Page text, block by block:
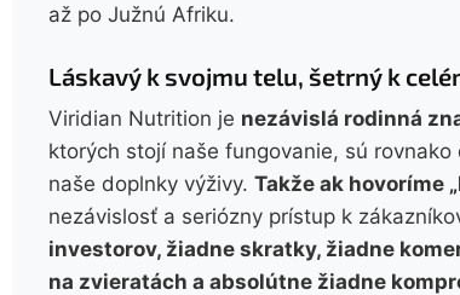
až po Južnú Afriku.
Láskavý k svojmu telu, šetrný k
Viridian Nutrition je nezávislá rodinná
ktorých stojí naše fungovanie, sú
naše doplnky výživy. Takže ak hovoríme
nezávislosť a seriózny prístup k
investorov, žiadne skratky, žiadne
na zvieratách a absolútne žiadne